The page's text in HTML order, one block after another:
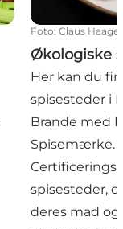
Foto: Claus
Økologiske
Her kan du
spisesteder i
Brande med
Spisemærke.
spisesteder,
deres mad